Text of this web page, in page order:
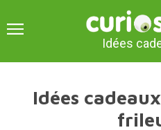
Idées
Idées